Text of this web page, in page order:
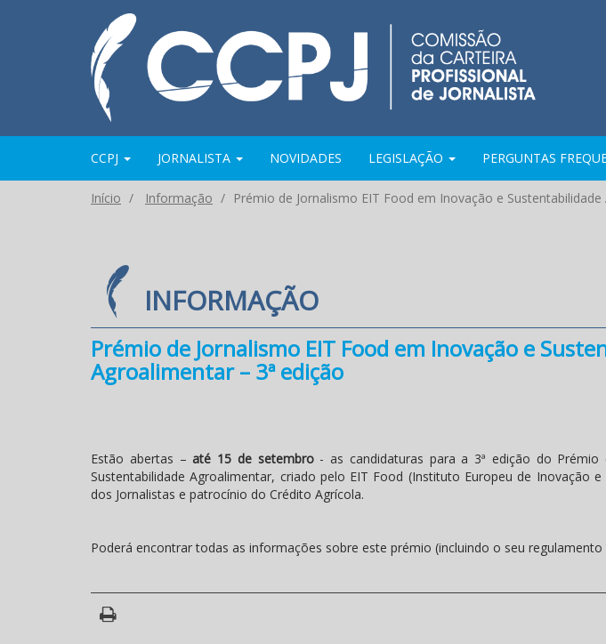
CCPJ JORNALISTA NOVIDADES LEGISLAÇÃO PERGUNTAS
Início Informação Prémio de Jornalismo EIT Food em Inovação e
INFORMAÇÃO
Prémio de Jornalismo EIT Food em Inovação e
Agroalimentar – 3ª edição
Estão abertas –até 15 de setembro- as candidaturas para a 3ª edição do Prémio
Sustentabilidade Agroalimentar, criado pelo EIT Food (Instituto Europeu de Inovação
dos Jornalistas e patrocínio do Crédito Agrícola.
Poderá encontrar todas as informações sobre este prémio (incluindo o seu